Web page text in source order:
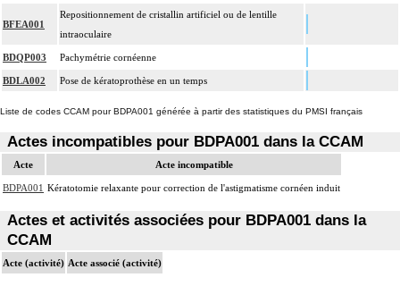
BFEA001
Repositionnement de cristallin artificiel ou de lentille
intraoculaire
BDQP003 Pachymétrie cornéenne
BDLA002 Pose de kératoprothèse en un temps
Liste de codes CCAM pour BDPA001 générée à partir des statistiques du PMSI français
Actes incompatibles pour BDPA001 dans la CCAM
Acte Acte incompatible
BDPA001 Kératotomie relaxante pour correction de l'astigmatisme cornéen induit
Actes et activités associées pour BDPA001 dans la
CCAM
Acte (activité) Acte associé (activité)